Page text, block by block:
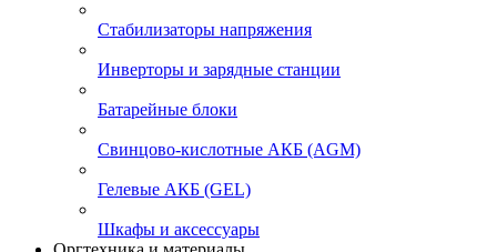
Стабилизаторы напряжения
Инверторы и зарядные станции
Батарейные блоки
Свинцово-кислотные АКБ (AGM)
Гелевые АКБ (GEL)
Шкафы и аксессуары